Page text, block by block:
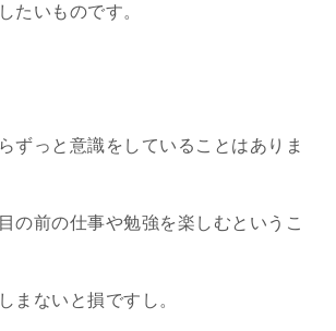
たいものです。
ずっと意識をしていることはありま
の前の仕事や勉強を楽しむというこ
まないと損ですし。